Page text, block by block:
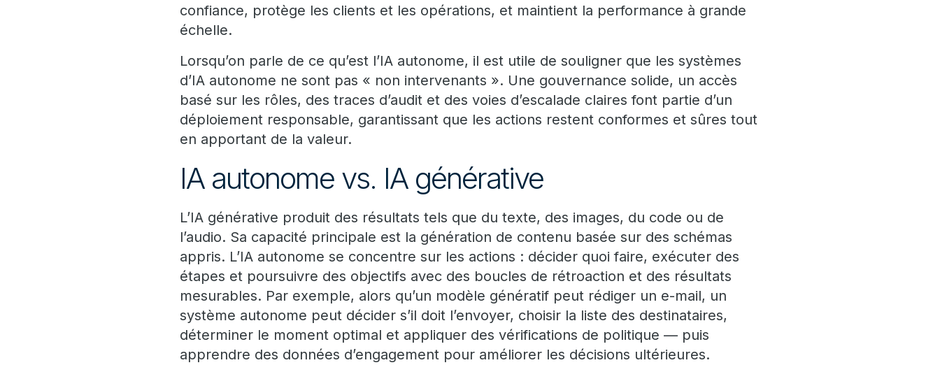
confiance, protège les clients et les opérations, et maintient la performance à grande
échelle.
Lorsqu’on parle de ce qu’est l’IA autonome, il est utile de souligner que les systèmes
d’IA autonome ne sont pas « non intervenants ». Une gouvernance solide, un accès
basé sur les rôles, des traces d’audit et des voies d’escalade claires font partie d’un
déploiement responsable, garantissant que les actions restent conformes et sûres tout
en apportant de la valeur.
IA autonome vs. IA générative
L’IA générative produit des résultats tels que du texte, des images, du code ou de
l’audio. Sa capacité principale est la génération de contenu basée sur des schémas
appris. L’IA autonome se concentre sur les actions : décider quoi faire, exécuter des
étapes et poursuivre des objectifs avec des boucles de rétroaction et des résultats
mesurables. Par exemple, alors qu’un modèle génératif peut rédiger un e-mail, un
système autonome peut décider s’il doit l’envoyer, choisir la liste des destinataires,
déterminer le moment optimal et appliquer des vérifications de politique — puis
apprendre des données d’engagement pour améliorer les décisions ultérieures.